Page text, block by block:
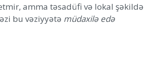
amma təsadüfi və lokal şəkildə
bu vəziyyətə müdaxilə edə